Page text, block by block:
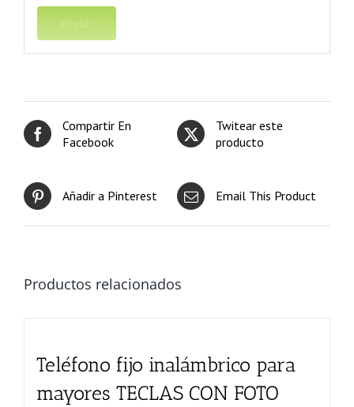
Compartir En
Facebook
Twitear este
producto
Añadir a Pinterest Email This Product
Productos relacionados
Teléfono fijo inalámbrico para
mayores TECLAS CON FOTO